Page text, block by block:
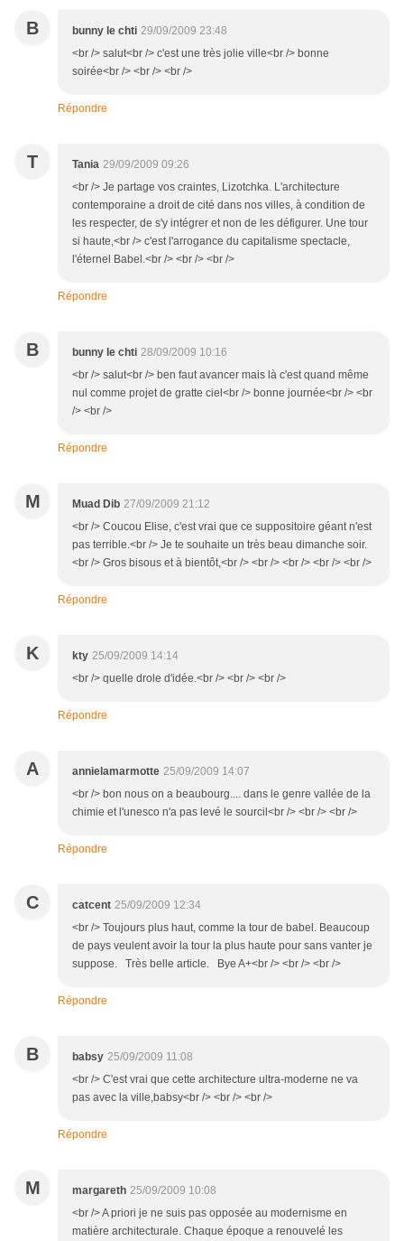
B bunny le chti 29/09/2009 23:48
<br /> salut<br /> c'est une très jolie ville<br /> bonne
soirée<br /> <br /> <br />
Répondre
T Tania 29/09/2009 09:26
<br /> Je partage vos craintes, Lizotchka. L'architecture
contemporaine a droit de cité dans nos villes, à condition de
les respecter, de s'y intégrer et non de les défigurer. Une tour
si haute,<br /> c'est l'arrogance du capitalisme spectacle,
l'éternel Babel.<br /> <br /> <br />
Répondre
B bunny le chti 28/09/2009 10:16
<br /> salut<br /> ben faut avancer mais là c'est quand même
nul comme projet de gratte ciel<br /> bonne journée<br /> <br
/> <br />
Répondre
M Muad Dib 27/09/2009 21:12
<br /> Coucou Elise, c'est vrai que ce suppositoire géant n'est
pas terrible.<br /> Je te souhaite un très beau dimanche soir.
<br /> Gros bisous et à bientôt,<br /> <br /> <br /> <br /> <br />
Répondre
K kty 25/09/2009 14:14
<br /> quelle drole d'idée.<br /> <br /> <br />
Répondre
A annielamarmotte 25/09/2009 14:07
<br /> bon nous on a beaubourg.... dans le genre vallée de la
chimie et l'unesco n'a pas levé le sourcil<br /> <br /> <br />
Répondre
C catcent 25/09/2009 12:34
<br /> Toujours plus haut, comme la tour de babel. Beaucoup
de pays veulent avoir la tour la plus haute pour sans vanter je
suppose. Très belle article. Bye A+<br /> <br /> <br />
Répondre
B babsy 25/09/2009 11:08
<br /> C'est vrai que cette architecture ultra-moderne ne va
pas avec la ville,babsy<br /> <br /> <br />
Répondre
M margareth 25/09/2009 10:08
<br /> A priori je ne suis pas opposée au modernisme en
matière architecturale. Chaque époque a renouvelé les